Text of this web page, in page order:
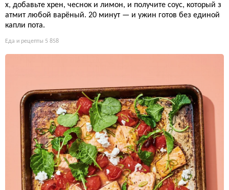
х, добавьте хрен, чеснок и лимон, и получите соус, который з
атмит любой варёный. 20 минут — и ужин готов без единой
капли пота.
Еда и рецепты 5 858